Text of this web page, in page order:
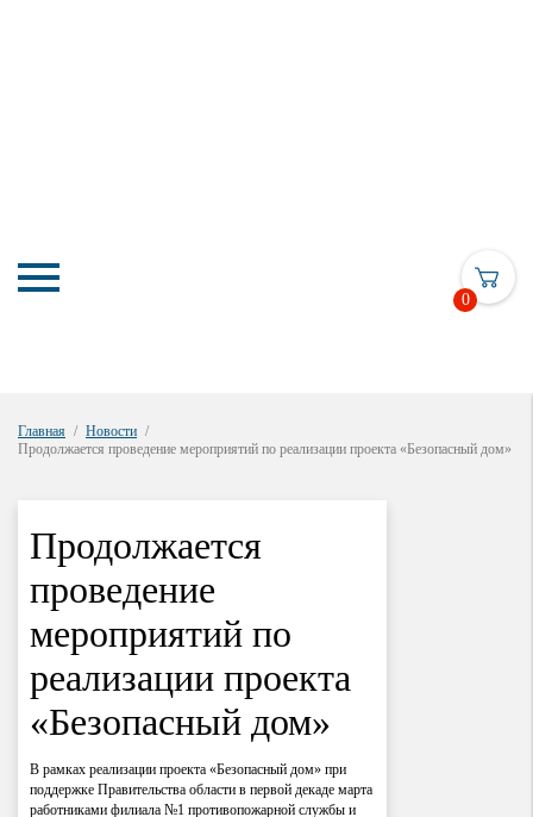
0
Главная
Новости
Продолжается проведение мероприятий по реализации проекта «Безопасный дом»
Продолжается
проведение
мероприятий по
реализации проекта
«Безопасный дом»
В рамках реализации проекта «Безопасный дом» при
поддержке Правительства области в первой декаде марта
работниками филиала №1 противопожарной службы и